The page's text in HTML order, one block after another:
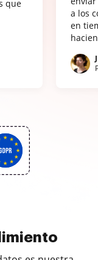
que
a los
en